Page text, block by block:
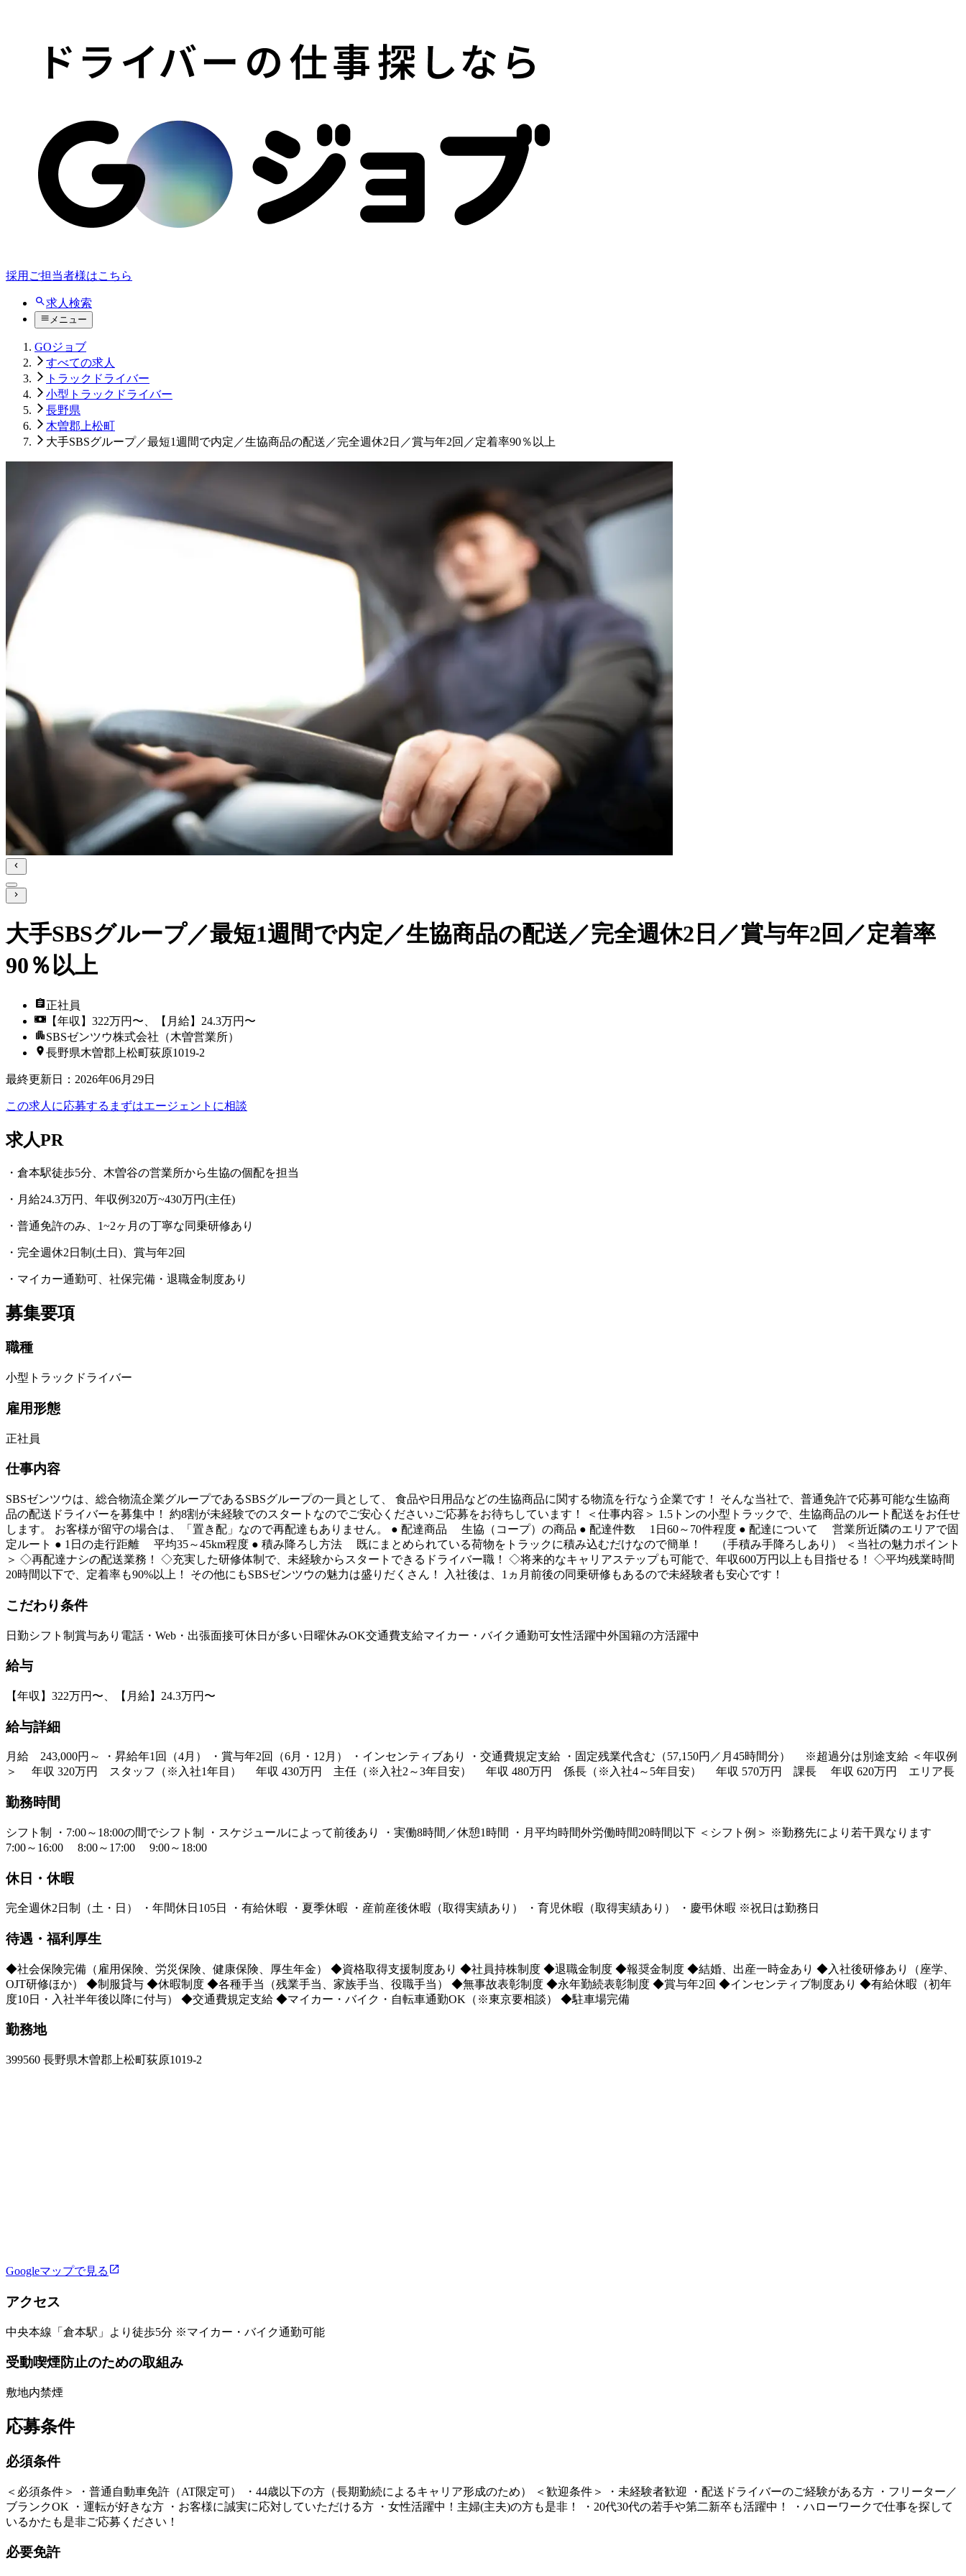
採用ご担当者様はこちら
求人検索
メニュー
GOジョブ
すべての求人
トラックドライバー
小型トラックドライバー
長野県
木曽郡上松町
大手SBSグループ／最短1週間で内定／生協商品の配送／完全週休2日／賞与年2回／定着率90％以上
大手SBSグループ／最短1週間で内定／生協商品の配送／完全週休2日／賞与年2回／定着率
90％以上
正社員
【年収】322万円〜、【月給】24.3万円〜
SBSゼンツウ株式会社（木曽営業所）
長野県木曽郡上松町荻原1019-2
最終更新日 ： 2026年06月29日
この求人に応募する まずはエージェントに相談
求人PR
・倉本駅徒歩5分、木曽谷の営業所から生協の個配を担当
・月給24.3万円、年収例320万~430万円(主任)
・普通免許のみ、1~2ヶ月の丁寧な同乗研修あり
・完全週休2日制(土日)、賞与年2回
・マイカー通勤可、社保完備・退職金制度あり
募集要項
職種
小型トラックドライバー
雇用形態
正社員
仕事内容
SBSゼンツウは、総合物流企業グループであるSBSグループの一員として、 食品や日用品などの生協商品に関する物流を行なう企業です！ そんな当社で、普通免許で応募可能な生協商
品の配送ドライバーを募集中！ 約8割が未経験でのスタートなのでご安心ください♪ご応募をお待ちしています！ ＜仕事内容＞ 1.5トンの小型トラックで、生協商品のルート配送をお任せ
します。 お客様が留守の場合は、「置き配」なので再配達もありません。 ● 配達商品 生協（コープ）の商品 ● 配達件数 1日60～70件程度 ● 配達について 営業所近隣のエリアで固
定ルート ● 1日の走行距離 平均35～45km程度 ● 積み降ろし方法 既にまとめられている荷物をトラックに積み込むだけなので簡単！ （手積み手降ろしあり） ＜当社の魅力ポイント
＞ ◇再配達ナシの配送業務！ ◇充実した研修体制で、未経験からスタートできるドライバー職！ ◇将来的なキャリアステップも可能で、年収600万円以上も目指せる！ ◇平均残業時間
20時間以下で、定着率も90%以上！ その他にもSBSゼンツウの魅力は盛りだくさん！ 入社後は、1ヵ月前後の同乗研修もあるので未経験者も安心です！
こだわり条件
日勤シフト制 賞与あり 電話・Web・出張面接可休日が多い 日曜休みOK交通費支給マイカー・バイク通勤可女性活躍中外国籍の方活躍中
給与
【年収】322万円〜、【月給】24.3万円〜
給与詳細
月給 243,000円～ ・昇給年1回（4月） ・賞与年2回（6月・12月） ・インセンティブあり ・交通費規定支給 ・固定残業代含む（57,150円／月45時間分） ※超過分は別途支給 ＜年収例
＞ 年収 320万円 スタッフ（※入社1年目） 年収 430万円 主任（※入社2～3年目安） 年収 480万円 係長（※入社4～5年目安） 年収 570万円 課長 年収 620万円 エリア長
勤務時間
シフト制 ・7:00～18:00の間でシフト制 ・スケジュールによって前後あり ・実働8時間／休憩1時間 ・月平均時間外労働時間20時間以下 ＜シフト例＞ ※勤務先により若干異なります
7:00～16:00 8:00～17:00 9:00～18:00
休日・休暇
完全週休2日制（土・日） ・年間休日105日 ・有給休暇 ・夏季休暇 ・産前産後休暇（取得実績あり） ・育児休暇（取得実績あり） ・慶弔休暇 ※祝日は勤務日
待遇・福利厚生
◆社会保険完備（雇用保険、労災保険、健康保険、厚生年金） ◆資格取得支援制度あり ◆社員持株制度 ◆退職金制度 ◆報奨金制度 ◆結婚、出産一時金あり ◆入社後研修あり（座学、
OJT研修ほか） ◆制服貸与 ◆休暇制度 ◆各種手当（残業手当、家族手当、役職手当） ◆無事故表彰制度 ◆永年勤続表彰制度 ◆賞与年2回 ◆インセンティブ制度あり ◆有給休暇（初年
度10日・入社半年後以降に付与） ◆交通費規定支給 ◆マイカー・バイク・自転車通勤OK（※東京要相談） ◆駐車場完備
勤務地
399560 長野県木曽郡上松町荻原1019-2
Googleマップで見る
アクセス
中央本線「倉本駅」より徒歩5分 ※マイカー・バイク通勤可能
受動喫煙防止のための取組み
敷地内禁煙
応募条件
必須条件
＜必須条件＞ ・普通自動車免許（AT限定可） ・44歳以下の方（長期勤続によるキャリア形成のため） ＜歓迎条件＞ ・未経験者歓迎 ・配送ドライバーのご経験がある方 ・フリーター／
ブランクOK ・運転が好きな方 ・お客様に誠実に応対していただける方 ・女性活躍中！主婦(主夫)の方も是非！ ・20代30代の若手や第二新卒も活躍中！ ・ハローワークで仕事を探して
いるかたも是非ご応募ください！
必要免許